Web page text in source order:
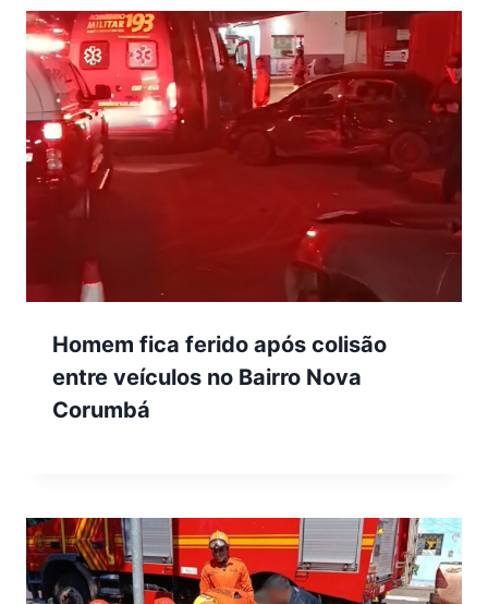
Homem fica ferido após colisão
entre veículos no Bairro Nova
Corumbá